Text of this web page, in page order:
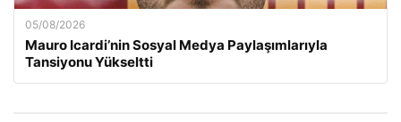
05/08/2026
Mauro Icardi’nin Sosyal Medya Paylaşımlarıyla
Tansiyonu Yükseltti